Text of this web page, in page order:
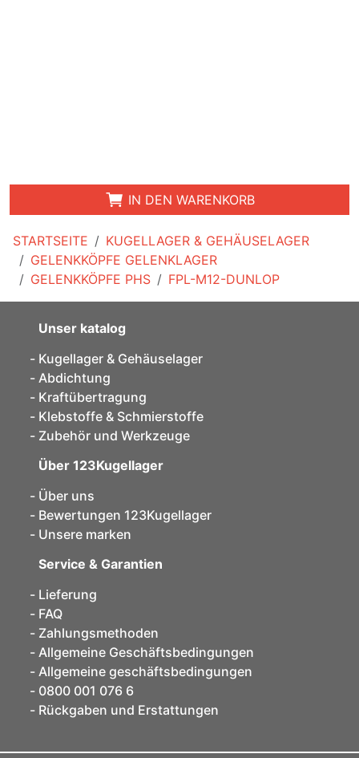
STARTSEITE
KUGELLAGER & GEHÄUSELAGER
GELENKKÖPFE GELENKLAGER
GELENKKÖPFE PHS
FPL-M12-DUNLOP
IN DEN WARENKORB
Unser katalog
Kugellager & Gehäuselager
Abdichtung
Kraftübertragung
Klebstoffe & Schmierstoffe
Zubehör und Werkzeuge
Über 123Kugellager
Über uns
Bewertungen 123Kugellager
Unsere marken
Service & Garantien
Lieferung
FAQ
Zahlungsmethoden
Allgemeine Geschäftsbedingungen
Allgemeine geschäftsbedingungen
0800 001 076 6
Rückgaben und Erstattungen